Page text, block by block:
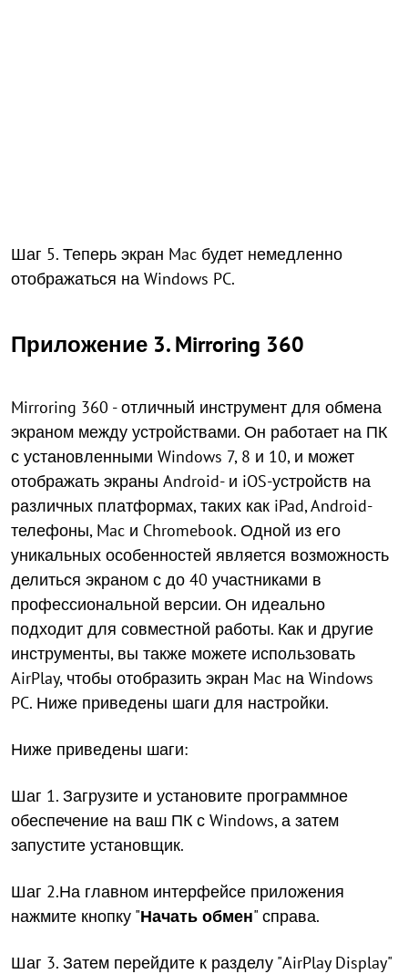
Шаг 5. Теперь экран Mac будет немедленно
отображаться на Windows PC.
Приложение 3. Mirroring 360
Mirroring 360 - отличный инструмент для обмена
экраном между устройствами. Он работает на ПК
с установленными Windows 7, 8 и 10, и может
отображать экраны Android- и iOS-устройств на
различных платформах, таких как iPad, Android-
телефоны, Mac и Chromebook. Одной из его
уникальных особенностей является возможность
делиться экраном с до 40 участниками в
профессиональной версии. Он идеально
подходит для совместной работы. Как и другие
инструменты, вы также можете использовать
AirPlay, чтобы отобразить экран Mac на Windows
PC. Ниже приведены шаги для настройки.
Ниже приведены шаги:
Шаг 1. Загрузите и установите программное
обеспечение на ваш ПК с Windows, а затем
запустите установщик.
Шаг 2.На главном интерфейсе приложения
нажмите кнопку "Начать обмен" справа.
Шаг 3. Затем перейдите к разделу "AirPlay Display"